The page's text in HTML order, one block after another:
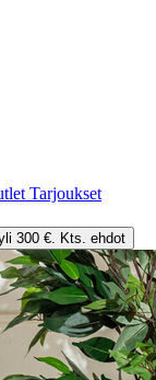
Tarjoukset
300 €. Kts. ehdot